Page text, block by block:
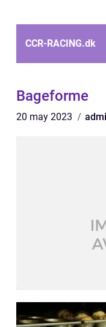
CCR-RACING.dk
Bageforme
20 may 2023